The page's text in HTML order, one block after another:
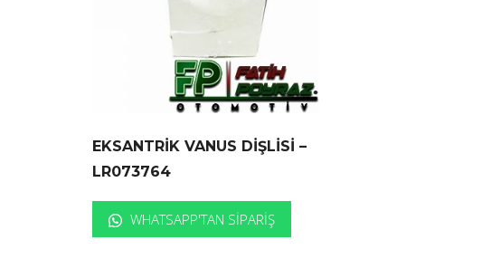
EKSANTRİK VANUS DİŞLİSİ –
LR073764
WHATSAPP'TAN SIPARIŞ